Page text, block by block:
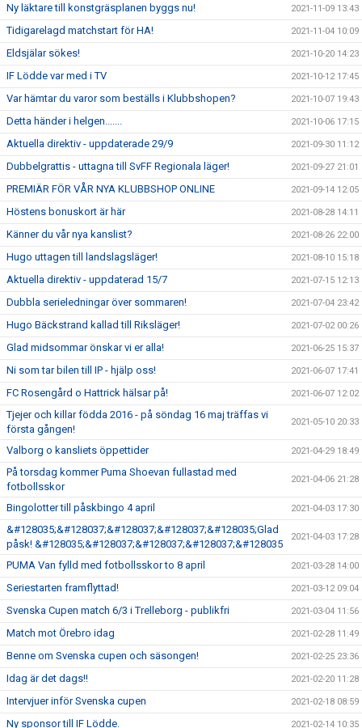
Ny läktare till konstgräsplanen byggs nu! 2021-11-09 13:43
Tidigarelagd matchstart för HA! 2021-11-04 10:09
Eldsjälar sökes! 2021-10-20 14:23
IF Lödde var med i TV 2021-10-12 17:45
Var hämtar du varor som beställs i Klubbshopen? 2021-10-07 19:43
Detta händer i helgen....... 2021-10-06 17:15
Aktuella direktiv - uppdaterade 29/9 2021-09-30 11:12
Dubbelgrattis - uttagna till SvFF Regionala läger! 2021-09-27 21:01
PREMIÄR FÖR VÅR NYA KLUBBSHOP ONLINE 2021-09-14 12:05
Höstens bonuskort är här 2021-08-28 14:11
Känner du vår nya kanslist? 2021-08-26 22:00
Hugo uttagen till landslagsläger! 2021-08-10 15:18
Aktuella direktiv - uppdaterad 15/7 2021-07-15 12:13
Dubbla serieledningar över sommaren! 2021-07-04 23:42
Hugo Bäckstrand kallad till Riksläger! 2021-07-02 00:26
Glad midsommar önskar vi er alla! 2021-06-25 15:37
Ni som tar bilen till IP - hjälp oss! 2021-06-07 17:41
FC Rosengård o Hattrick hälsar på! 2021-06-07 12:02
Tjejer och killar födda 2016 - på söndag 16 maj träffas vi
första gången!
2021-05-10 20:33
Valborg o kansliets öppettider 2021-04-29 18:49
På torsdag kommer Puma Shoevan fullastad med
fotbollsskor
2021-04-06 21:28
Bingolotter till påskbingo 4 april 2021-04-03 17:30
&#128035;&#128037;&#128037;&#128037;&#128035;Glad
påsk! &#128035;&#128037;&#128037;&#128037;&#128035
2021-04-03 17:28
PUMA Van fylld med fotbollsskor to 8 april 2021-03-28 14:00
Seriestarten framflyttad! 2021-03-12 09:04
Svenska Cupen match 6/3 i Trelleborg - publikfri 2021-03-04 11:56
Match mot Örebro idag 2021-02-28 11:49
Benne om Svenska cupen och säsongen! 2021-02-25 23:36
Idag är det dags!! 2021-02-20 11:28
Intervjuer inför Svenska cupen 2021-02-18 08:59
Ny sponsor till IF Lödde. 2021-02-14 10:35